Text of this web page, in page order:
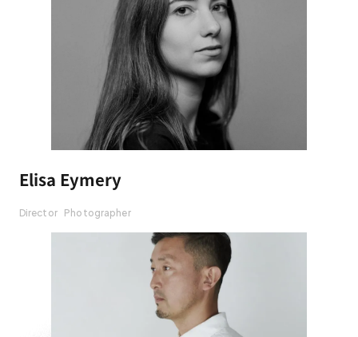
Elisa Eymery
Director Photographer